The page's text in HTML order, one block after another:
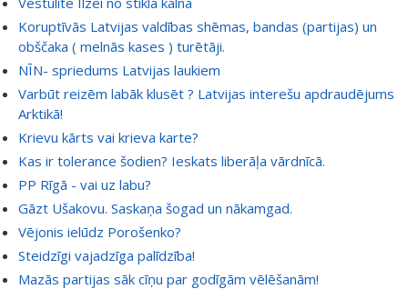
Koruptīvās Latvijas valdības shēmas, bandas (partijas) un
obščaka ( melnās kases ) turētāji.
NĪN- spriedums Latvijas laukiem
Varbūt reizēm labāk klusēt ? Latvijas interešu apdraudējums
Arktikā!
Krievu kārts vai krieva karte?
Kas ir tolerance šodien? Ieskats liberāļa vārdnīcā.
PP Rīgā - vai uz labu?
Gāzt Ušakovu. Saskaņa šogad un nākamgad.
Vējonis ielūdz Porošenko?
Steidzīgi vajadzīga palīdzība!
Mazās partijas sāk cīņu par godīgām vēlēšanām!